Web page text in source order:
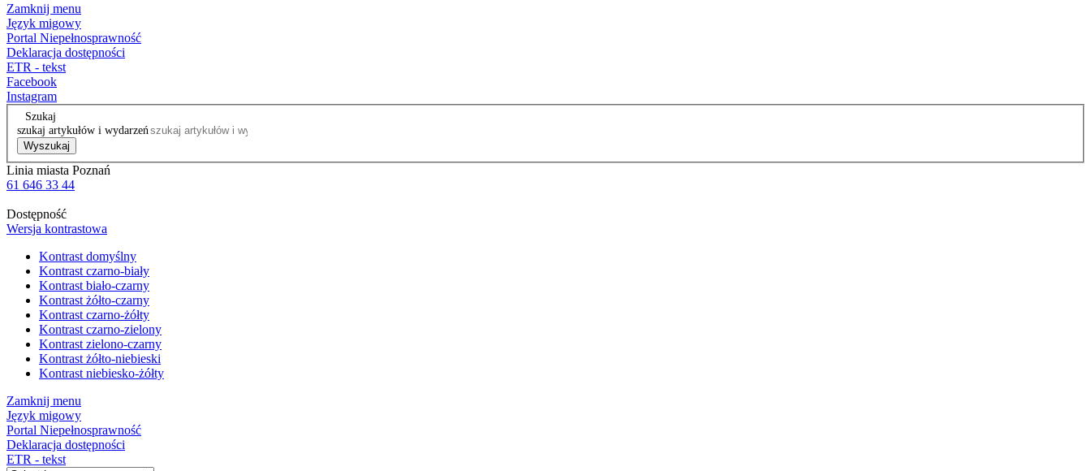
Zamknij menu
Język migowy
Portal Niepełnosprawność
Deklaracja dostępności
ETR - tekst
Facebook
Instagram
Szukaj
szukaj artykułów i wydarzeń
Wyszukaj
Linia miasta Poznań
61 646 33 44
Dostępność
Wersja kontrastowa
Kontrast domyślny
Kontrast czarno-biały
Kontrast biało-czarny
Kontrast żółto-czarny
Kontrast czarno-żółty
Kontrast czarno-zielony
Kontrast zielono-czarny
Kontrast żółto-niebieski
Kontrast niebiesko-żółty
Zamknij menu
Język migowy
Portal Niepełnosprawność
Deklaracja dostępności
ETR - tekst